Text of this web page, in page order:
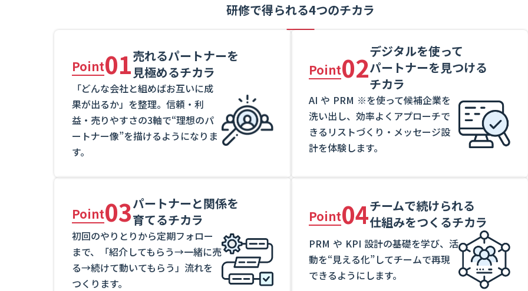
研修で得られる4つのチカラ
Point01売れるパートナーを
見極めるチカラ
「どんな会社と組めばお互いに成
果が出るか」を整理。信頼・利
益・売りやすさの3軸で“理想のパ
ートナー像”を描けるようになりま
す。
Point02デジタルを使って
パートナーを見つける
チカラ
AI や PRM ※を使って候補企業を
洗い出し、効率よくアプローチで
きるリストづくり・メッセージ設
計を体験します。
Point03パートナーと関係を
育てるチカラ
初回のやりとりから定期フォロー
まで、「紹介してもらう→一緒に売
る→続けて動いてもらう」流れを
つくります。
Point04チームで続けられる
仕組みをつくるチカラ
PRM や KPI 設計の基礎を学び、活
動を“見える化”してチームで再現
できるようにします。